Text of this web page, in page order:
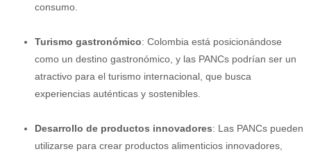
consumo.
Turismo gastronómico: Colombia está posicionándose
como un destino gastronómico, y las PANCs podrían ser un
atractivo para el turismo internacional, que busca
experiencias auténticas y sostenibles.
Desarrollo de productos innovadores: Las PANCs pueden
utilizarse para crear productos alimenticios innovadores,